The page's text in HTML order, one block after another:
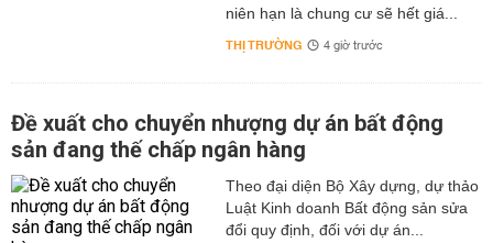
niên hạn là chung cư sẽ hết giá...
THỊ TRƯỜNG 4 giờ trước
Đề xuất cho chuyển nhượng dự án bất động
sản đang thế chấp ngân hàng
Theo đại diện Bộ Xây dựng, dự thảo
Luật Kinh doanh Bất động sản sửa
đổi quy định, đối với dự án...